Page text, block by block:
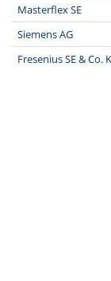
Masterflex SE
Siemens AG
Fresenius SE & Co.